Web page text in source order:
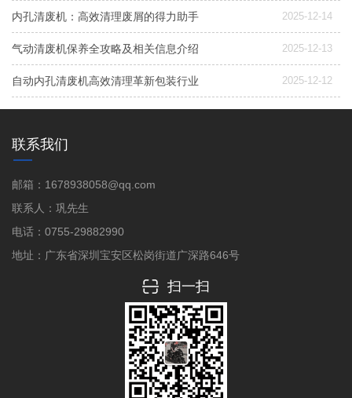
内孔清废机：高效清理废屑的得力助手 2025-12-14
气动清废机保养全攻略及相关信息介绍 2025-12-13
自动内孔清废机高效清理革新包装行业 2025-12-12
联系我们
邮箱：1678938058@qq.com
联系人：巩先生
电话：0755-29882990
地址：广东省深圳宝安区松岗街道广深路646号
扫一扫